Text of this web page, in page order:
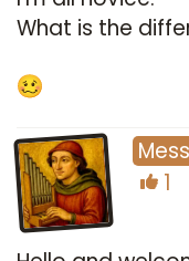
What is the
1